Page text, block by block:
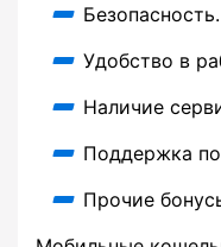
Безопасность.
Удобство в
Наличие
Поддержка
Прочие